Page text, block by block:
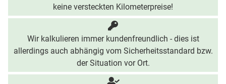
keine versteckten Kilometerpreise!
Wir kalkulieren immer kundenfreundlich - dies ist
allerdings auch abhängig vom Sicherheitsstandard bzw.
der Situation vor Ort.